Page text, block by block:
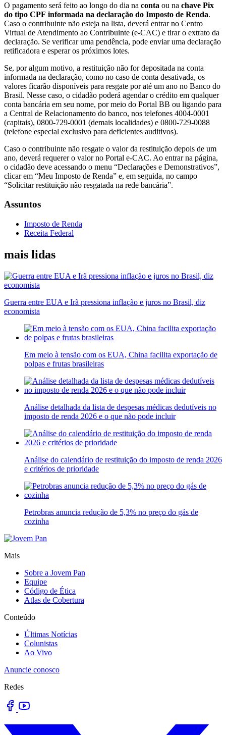
O pagamento será feito ao longo do dia na conta ou na chave Pix
do tipo CPF informada na declaração do Imposto de Renda.
Caso o contribuinte não esteja na lista, deverá entrar no Centro
Virtual de Atendimento ao Contribuinte (e-CAC) e tirar o extrato da
declaração. Se verificar uma pendência, pode enviar uma declaração
retificadora e esperar os próximos lotes.
Se, por algum motivo, a restituição não for depositada na conta
informada na declaração, como no caso de conta desativada, os
valores ficarão disponíveis para resgate por até um ano no Banco do
Brasil. Nesse caso, o cidadão poderá agendar o crédito em qualquer
conta bancária em seu nome, por meio do Portal BB ou ligando para
a Central de Relacionamento do banco, nos telefones 4004-0001
(capitais), 0800-729-0001 (demais localidades) e 0800-729-0088
(telefone especial exclusivo para deficientes auditivos).
Caso o contribuinte não resgate o valor da restituição depois de um
ano, deverá requerer o valor no Portal e-CAC. Ao entrar na página,
o cidadão deve acessando o menu “Declarações e Demonstrativos”,
clicar em “Meu Imposto de Renda” e, em seguida, no campo
“Solicitar restituição não resgatada na rede bancária”.
Assuntos
Imposto de Renda
Receita Federal
mais lidas
Guerra entre EUA e Irã pressiona inflação e juros no Brasil, diz
economista
Em meio à tensão com os EUA, China facilita exportação de
polpas e frutas brasileiras
Análise detalhada da lista de despesas médicas dedutíveis no
imposto de renda 2026 e o que não pode incluir
Análise do calendário de restituição do imposto de renda 2026
e critérios de prioridade
Petrobras anuncia redução de 5,3% no preço do gás de
cozinha
Mais
Sobre a Jovem Pan
Equipe
Código de Ética
Atlas de Cobertura
Conteúdo
Últimas Notícias
Colunistas
Ao Vivo
Anuncie conosco
Redes